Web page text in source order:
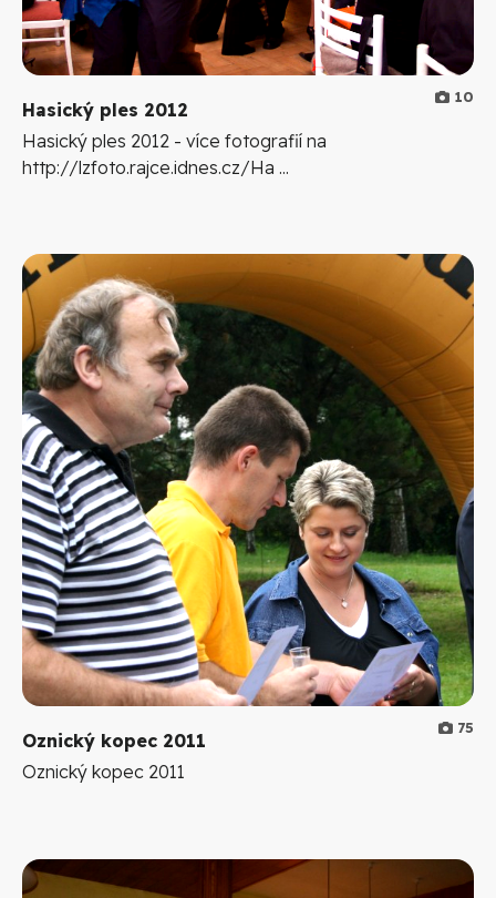
10
Hasický ples 2012
Hasický ples 2012 - více fotografií na
http://lzfoto.rajce.idnes.cz/Ha ...
75
Oznický kopec 2011
Oznický kopec 2011